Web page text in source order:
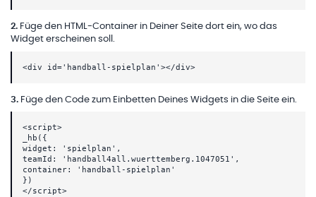
2. Füge den HTML-Container in Deiner Seite dort ein, wo das
Widget erscheinen soll.
<div id='handball-spielplan'></div>
3. Füge den Code zum Einbetten Deines Widgets in die Seite ein.
<script>
_hb({
widget: 'spielplan',
teamId: 'handball4all.wuerttemberg.1047051',
container: 'handball-spielplan'
})
</script>